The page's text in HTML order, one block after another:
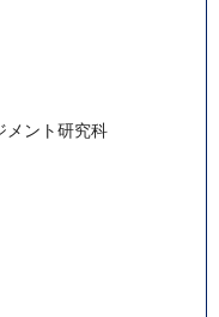
メント研究科